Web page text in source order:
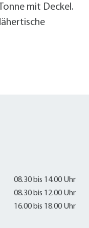
mit Deckel.
08.30 bis 14.00 Uhr
08.30 bis 12.00 Uhr
16.00 bis 18.00 Uhr